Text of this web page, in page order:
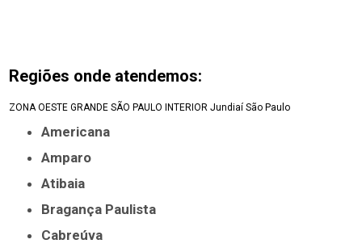
Regiões onde atendemos:
ZONA OESTE GRANDE SÃO PAULO INTERIOR Jundiaí São Paulo
Americana
Amparo
Atibaia
Bragança Paulista
Cabreúva